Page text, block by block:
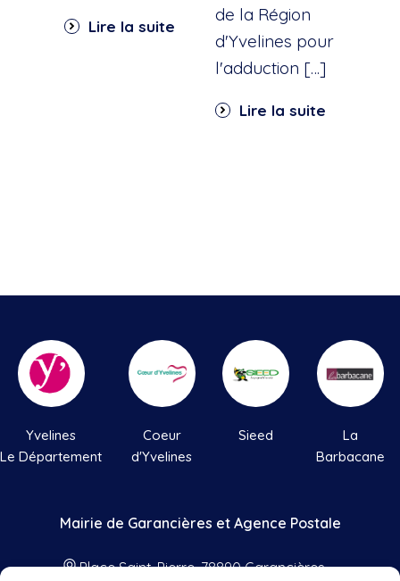
Lire la suite
de la Région
d'Yvelines pour
l'adduction […]
Lire la suite
Yvelines
Le Département
Coeur
d'Yvelines
Sieed
La
Barbacane
Mairie de Garancières et Agence Postale
Place Saint-Pierre, 78890 Garancières